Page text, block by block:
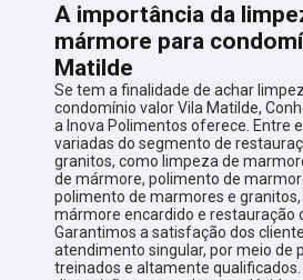
A importância da
mármore para
Matilde
Se tem a finalidade de achar
condomínio valor Vila Matilde,
a Inova Polimentos oferece. Entre
variadas do segmento de
granitos, como limpeza de
de mármore, polimento de
polimento de marmores e
mármore encardido e restauração
Garantimos a satisfação dos
atendimento singular, por meio de
treinados e altamente